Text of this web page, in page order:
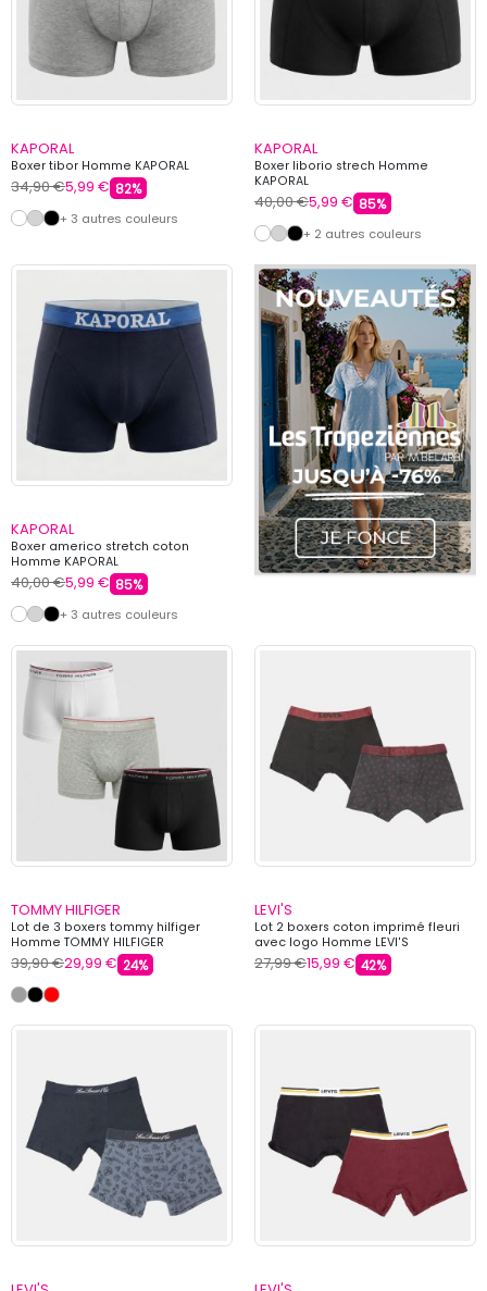
KAPORAL
Boxer tibor Homme KAPORAL
34,90 €5,99 € 82%
+ 3 autres couleurs
KAPORAL
Boxer liborio strech Homme
KAPORAL
40,00 €5,99 € 85%
+ 2 autres couleurs
KAPORAL
Boxer americo stretch coton
Homme KAPORAL
40,00 €5,99 € 85%
+ 3 autres couleurs
TOMMY HILFIGER
Lot de 3 boxers tommy hilfiger
Homme TOMMY HILFIGER
39,90 €29,99 € 24%
LEVI'S
Lot 2 boxers coton imprimé fleuri
avec logo Homme LEVI'S
27,99 €15,99 € 42%